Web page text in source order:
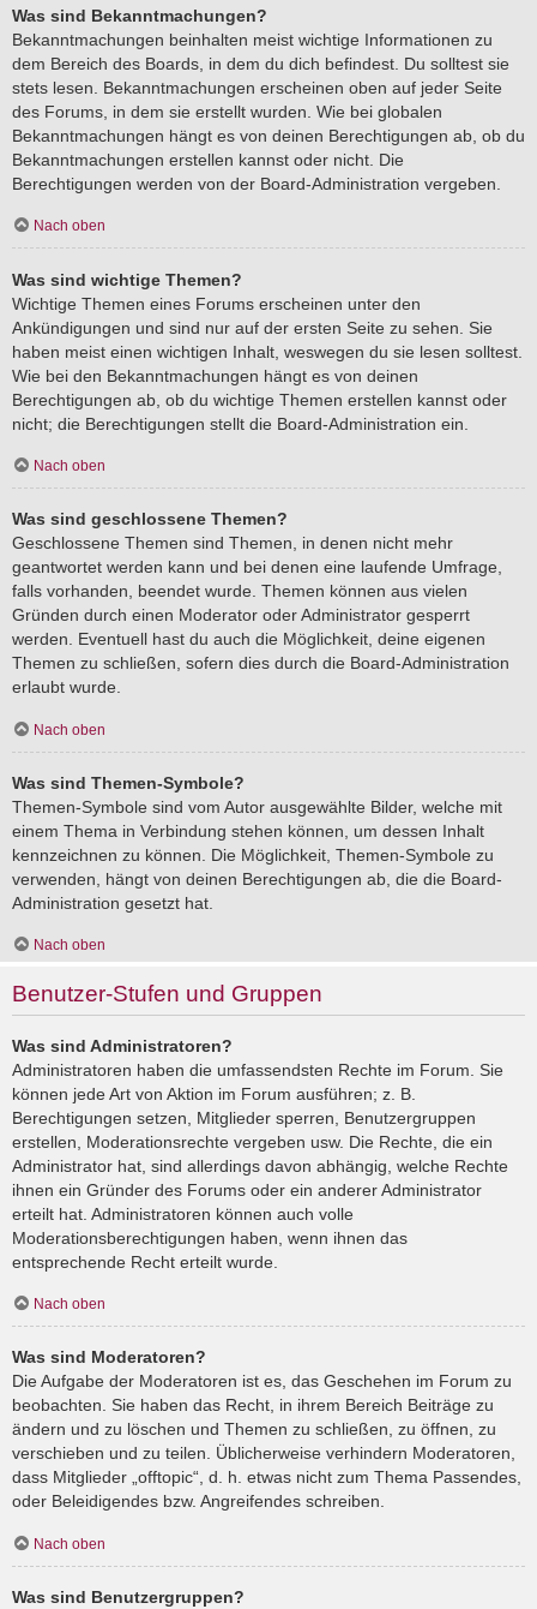
Was sind Bekanntmachungen?
Bekanntmachungen beinhalten meist wichtige Informationen zu
dem Bereich des Boards, in dem du dich befindest. Du solltest sie
stets lesen. Bekanntmachungen erscheinen oben auf jeder Seite
des Forums, in dem sie erstellt wurden. Wie bei globalen
Bekanntmachungen hängt es von deinen Berechtigungen ab, ob du
Bekanntmachungen erstellen kannst oder nicht. Die
Berechtigungen werden von der Board-Administration vergeben.
Nach oben
Was sind wichtige Themen?
Wichtige Themen eines Forums erscheinen unter den
Ankündigungen und sind nur auf der ersten Seite zu sehen. Sie
haben meist einen wichtigen Inhalt, weswegen du sie lesen solltest.
Wie bei den Bekanntmachungen hängt es von deinen
Berechtigungen ab, ob du wichtige Themen erstellen kannst oder
nicht; die Berechtigungen stellt die Board-Administration ein.
Nach oben
Was sind geschlossene Themen?
Geschlossene Themen sind Themen, in denen nicht mehr
geantwortet werden kann und bei denen eine laufende Umfrage,
falls vorhanden, beendet wurde. Themen können aus vielen
Gründen durch einen Moderator oder Administrator gesperrt
werden. Eventuell hast du auch die Möglichkeit, deine eigenen
Themen zu schließen, sofern dies durch die Board-Administration
erlaubt wurde.
Nach oben
Was sind Themen-Symbole?
Themen-Symbole sind vom Autor ausgewählte Bilder, welche mit
einem Thema in Verbindung stehen können, um dessen Inhalt
kennzeichnen zu können. Die Möglichkeit, Themen-Symbole zu
verwenden, hängt von deinen Berechtigungen ab, die die Board-
Administration gesetzt hat.
Nach oben
Benutzer-Stufen und Gruppen
Was sind Administratoren?
Administratoren haben die umfassendsten Rechte im Forum. Sie
können jede Art von Aktion im Forum ausführen; z. B.
Berechtigungen setzen, Mitglieder sperren, Benutzergruppen
erstellen, Moderationsrechte vergeben usw. Die Rechte, die ein
Administrator hat, sind allerdings davon abhängig, welche Rechte
ihnen ein Gründer des Forums oder ein anderer Administrator
erteilt hat. Administratoren können auch volle
Moderationsberechtigungen haben, wenn ihnen das
entsprechende Recht erteilt wurde.
Nach oben
Was sind Moderatoren?
Die Aufgabe der Moderatoren ist es, das Geschehen im Forum zu
beobachten. Sie haben das Recht, in ihrem Bereich Beiträge zu
ändern und zu löschen und Themen zu schließen, zu öffnen, zu
verschieben und zu teilen. Üblicherweise verhindern Moderatoren,
dass Mitglieder „offtopic“, d. h. etwas nicht zum Thema Passendes,
oder Beleidigendes bzw. Angreifendes schreiben.
Nach oben
Was sind Benutzergruppen?